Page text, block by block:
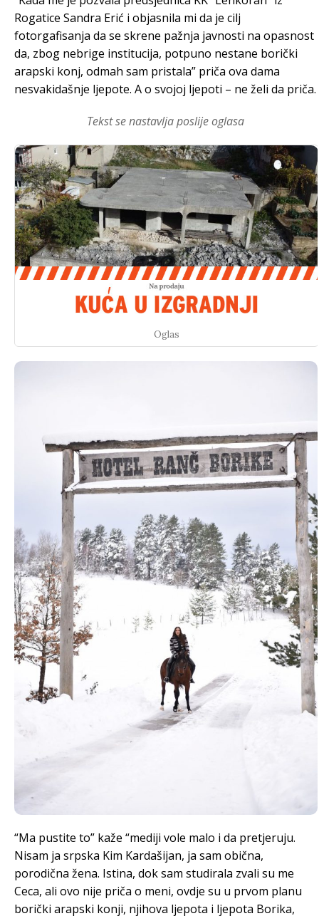
Rogatice Sandra Erić i objasnila mi da je cilj
fotorgafisanja da se skrene pažnja javnosti na opasnost
da, zbog nebrige institucija, potpuno nestane borički
arapski konj, odmah sam pristala” priča ova dama
nesvakidašnje ljepote. A o svojoj ljepoti – ne želi da priča.
Tekst se nastavlja poslije oglasa
Oglas
“Ma pustite to” kaže “mediji vole malo i da pretjeruju.
Nisam ja srpska Kim Kardašijan, ja sam obična,
porodična žena. Istina, dok sam studirala zvali su me
Ceca, ali ovo nije priča o meni, ovdje su u prvom planu
borički arapski konji, njihova ljepota i ljepota Borika,